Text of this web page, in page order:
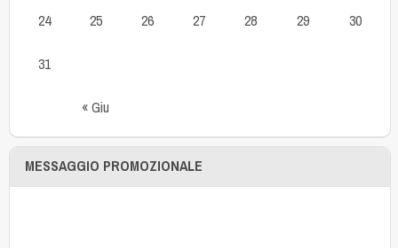
« Giu
24 25 26 27 28 29 30
31
MESSAGGIO PROMOZIONALE